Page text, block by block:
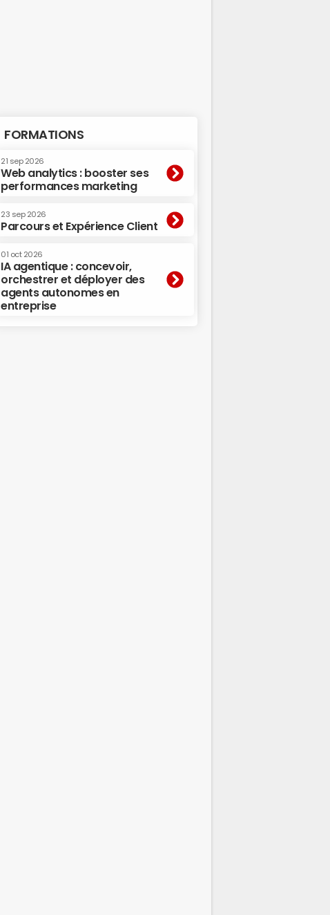
FORMATIONS
21 sep 2026
Web analytics : booster ses
performances marketing
23 sep 2026
Parcours et Expérience Client
01 oct 2026
IA agentique : concevoir,
orchestrer et déployer des
agents autonomes en
entreprise